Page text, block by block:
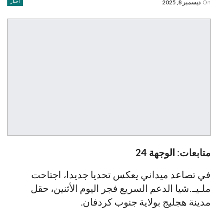
أخبار On ديسمبر 8, 2025
متابعات: الوجهة 24
في تصاعد ميداني يعكس تحديا جديدا، اجتاحت
ملـيـ..شيا الدعم السريع فجر اليوم الأثنين، حقل
مدينة هجليج بولاية جنوب كردفان.